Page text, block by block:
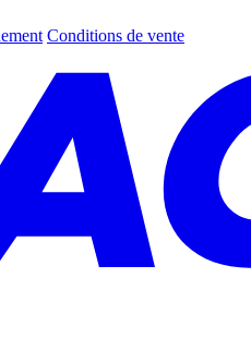
Conditions de vente